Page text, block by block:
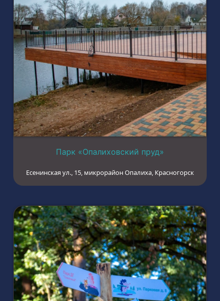
Парк «Опалиховский пруд»
Есенинская ул., 15, микрорайон Опалиха, Красногорск